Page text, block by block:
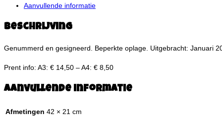
Aanvullende informatie
Beschrijving
Genummerd en gesigneerd. Beperkte oplage. Uitgebracht: Januari
Prent info: A3: € 14,50 – A4: € 8,50
Aanvullende informatie
Afmetingen 42 × 21 cm